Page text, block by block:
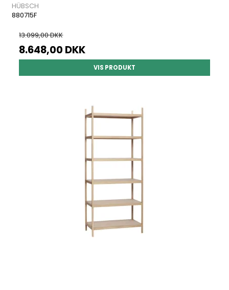
HÜBSCH
880715F
13.099,00 DKK
8.648,00 DKK
VIS PRODUKT